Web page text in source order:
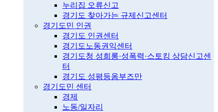
누리집 오류신고
경기도 찾아가는 규제신고센터
경기도민 인권
경기도 인권센터
경기도노동권익센터
경기도청 성희롱·성폭력·스토킹 상담신고센
터
경기도 성평등옴부즈만
경기도민 센터
경제
노동/일자리